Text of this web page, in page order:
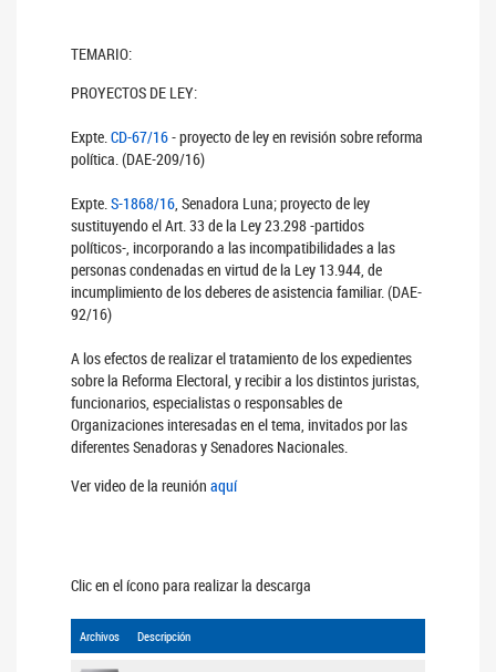
TEMARIO:
PROYECTOS DE LEY:
Expte.CD-67/16- proyecto de ley en revisión sobre reforma
política. (DAE-209/16)
Expte.S-1868/16, Senadora Luna; proyecto de ley
sustituyendo el Art. 33 de la Ley 23.298 -partidos
políticos-, incorporando a las incompatibilidades a las
personas condenadas en virtud de la Ley 13.944, de
incumplimiento de los deberes de asistencia familiar. (DAE-
92/16)
A los efectos de realizar el tratamiento de los expedientes
sobre la Reforma Electoral, y recibir a los distintos juristas,
funcionarios, especialistas o responsables de
Organizaciones interesadas en el tema, invitados por las
diferentes Senadoras y Senadores Nacionales.
Ver video de la reunión aquí
Clic en el ícono para realizar la descarga
Archivos Descripción